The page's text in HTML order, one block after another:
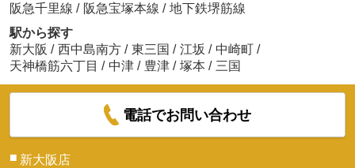
阪急千里線 / 阪急宝塚本線 / 地下鉄堺筋線
駅から探す
新大阪 / 西中島南方 / 東三国 / 江坂 / 中崎町 /
天神橋筋六丁目 / 中津 / 豊津 / 塚本 / 三国
電話でお問い合わせ
■ 新大阪店